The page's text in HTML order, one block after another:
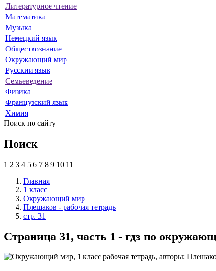
Литературное чтение
Математика
Музыка
Немецкий язык
Обществознание
Окружающий мир
Русский язык
Семьеведение
Физика
Французский язык
Химия
Поиск по сайту
Поиск
1 2 3 4 5 6 7 8 9 10 11
Главная
1 класс
Окружающий мир
Плешаков - рабочая тетрадь
стр. 31
Страница 31, часть 1 - гдз по